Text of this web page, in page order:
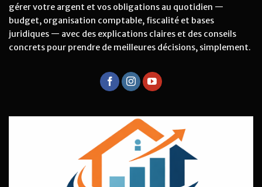
gérer votre argent et vos obligations au quotidien —
budget, organisation comptable, fiscalité et bases
juridiques — avec des explications claires et des conseils
concrets pour prendre de meilleures décisions, simplement.